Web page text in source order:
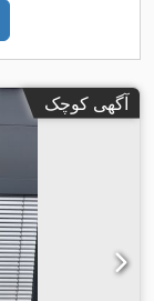
آگهی کوچک